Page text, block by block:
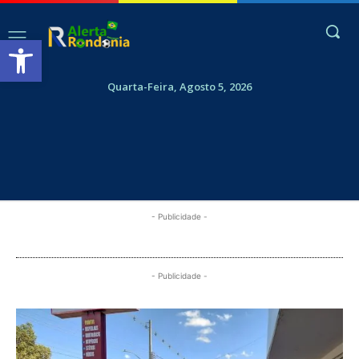
Abrir a barra de ferramentas
Quarta-Feira, Agosto 5, 2026
- Publicidade -
- Publicidade -